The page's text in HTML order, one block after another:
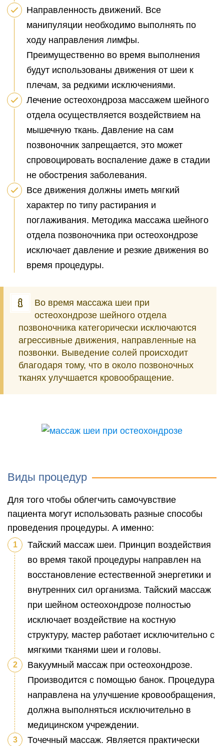
Направленность движений. Все
манипуляции необходимо выполнять по
ходу направления лимфы.
Преимущественно во время выполнения
будут использованы движения от шеи к
плечам, за редкими исключениями.
Лечение остеохондроза массажем шейного
отдела осуществляется воздействием на
мышечную ткань. Давление на сам
позвоночник запрещается, это может
спровоцировать воспаление даже в стадии
не обострения заболевания.
Все движения должны иметь мягкий
характер по типу растирания и
поглаживания. Методика массажа шейного
отдела позвоночника при остеохондрозе
исключает давление и резкие движения во
время процедуры.
Во время массажа шеи при
остеохондрозе шейного отдела
позвоночника категорически исключаются
агрессивные движения, направленные на
позвонки. Выведение солей происходит
благодаря тому, что в около позвоночных
тканях улучшается кровообращение.
Виды процедур
Для того чтобы облегчить самочувствие
пациента могут использовать разные способы
проведения процедуры. А именно:
Тайский массаж шеи. Принцип воздействия
во время такой процедуры направлен на
восстановление естественной энергетики и
внутренних сил организма. Тайский массаж
при шейном остеохондрозе полностью
исключает воздействие на костную
структуру, мастер работает исключительно с
мягкими тканями шеи и головы.
Вакуумный массаж при остеохондрозе.
Производится с помощью банок. Процедура
направлена на улучшение кровообращения,
должна выполняться исключительно в
медицинском учреждении.
Точечный массаж. Является практически